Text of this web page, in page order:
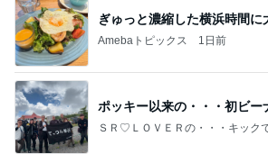
ぎゅっと濃縮した横浜時間に
Amebaトピックス 1日前
ポッキー以来の・・・初ビー
ＳＲ♡ＬＯＶＥＲの・・・キック